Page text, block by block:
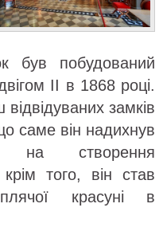
був побудований
II в 1868 році.
замків
саме він надихнув
на створення
того, він став
красуні в